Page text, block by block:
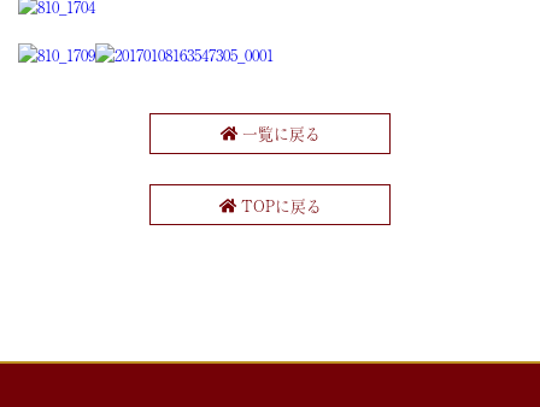
一覧に戻る
TOPに戻る